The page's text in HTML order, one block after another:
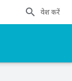
प्रवेश करें